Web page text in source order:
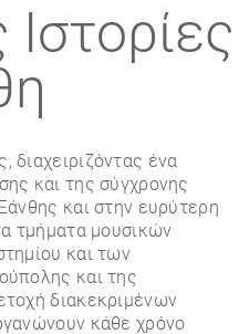
ένα
και της σύγχρονης
και στην ευρύτερη
τμήματα μουσικών
και των
και της
διακεκριμένων
κάθε χρόνο